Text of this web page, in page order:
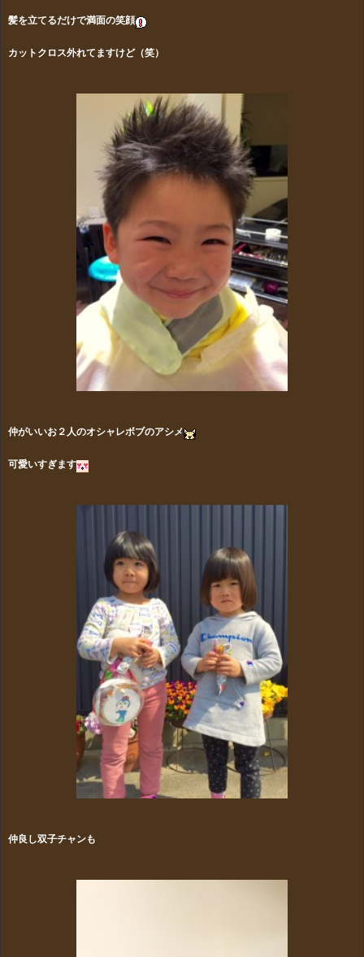
髪を立てるだけで満面の笑顔
カットクロス外れてますけど（笑）
仲がいいお２人のオシャレボブのアシメ
可愛いすぎます
仲良し双子チャンも